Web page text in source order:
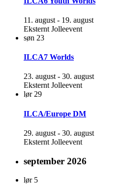
11. august - 19. august
Eksternt Jolleevent
søn 23
ILCA7 Worlds
23. august - 30. august
Eksternt Jolleevent
lør 29
ILCA/Europe DM
29. august - 30. august
Eksternt Jolleevent
september 2026
lør 5